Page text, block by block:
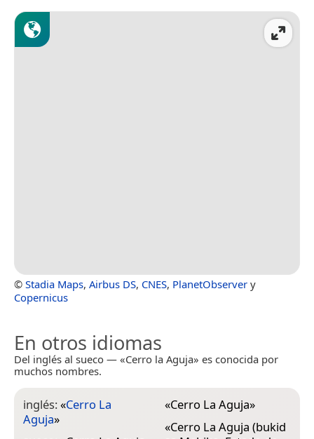
© Stadia Maps, Airbus DS, CNES, PlanetObserver y
Copernicus
En otros idiomas
Del inglés al sueco — «Cerro la Aguja» es conocida por
muchos nombres.
inglés:«Cerro La
Aguja»
«Cerro La Aguja»
«Cerro La Aguja (bukid